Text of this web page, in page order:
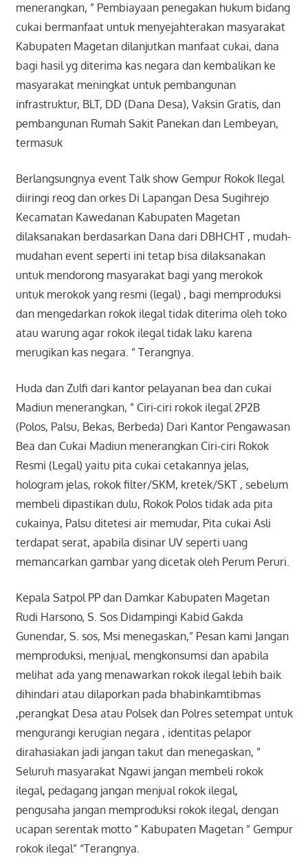
menerangkan, ” Pembiayaan penegakan hukum bidang
cukai bermanfaat untuk menyejahterakan masyarakat
Kabupaten Magetan dilanjutkan manfaat cukai, dana
bagi hasil yg diterima kas negara dan kembalikan ke
masyarakat meningkat untuk pembangunan
infrastruktur, BLT, DD (Dana Desa), Vaksin Gratis, dan
pembangunan Rumah Sakit Panekan dan Lembeyan,
termasuk
Berlangsungnya event Talk show Gempur Rokok Ilegal
diiringi reog dan orkes Di Lapangan Desa Sugihrejo
Kecamatan Kawedanan Kabupaten Magetan
dilaksanakan berdasarkan Dana dari DBHCHT , mudah-
mudahan event seperti ini tetap bisa dilaksanakan
untuk mendorong masyarakat bagi yang merokok
untuk merokok yang resmi (legal) , bagi memproduksi
dan mengedarkan rokok ilegal tidak diterima oleh toko
atau warung agar rokok ilegal tidak laku karena
merugikan kas negara. ” Terangnya.
Huda dan Zulfi dari kantor pelayanan bea dan cukai
Madiun menerangkan, ” Ciri-ciri rokok ilegal 2P2B
(Polos, Palsu, Bekas, Berbeda) Dari Kantor Pengawasan
Bea dan Cukai Madiun menerangkan Ciri-ciri Rokok
Resmi (Legal) yaitu pita cukai cetakannya jelas,
hologram jelas, rokok filter/SKM, kretek/SKT , sebelum
membeli dipastikan dulu, Rokok Polos tidak ada pita
cukainya, Palsu ditetesi air memudar, Pita cukai Asli
terdapat serat, apabila disinar UV seperti uang
memancarkan gambar yang dicetak oleh Perum Peruri.
Kepala Satpol PP dan Damkar Kabupaten Magetan
Rudi Harsono, S. Sos Didampingi Kabid Gakda
Gunendar, S. sos, Msi menegaskan,” Pesan kami Jangan
memproduksi, menjual, mengkonsumsi dan apabila
melihat ada yang menawarkan rokok ilegal lebih baik
dihindari atau dilaporkan pada bhabinkamtibmas
,perangkat Desa atau Polsek dan Polres setempat untuk
mengurangi kerugian negara , identitas pelapor
dirahasiakan jadi jangan takut dan menegaskan, ”
Seluruh masyarakat Ngawi jangan membeli rokok
ilegal, pedagang jangan menjual rokok ilegal,
pengusaha jangan memproduksi rokok ilegal, dengan
ucapan serentak motto ” Kabupaten Magetan ” Gempur
rokok ilegal” “Terangnya.